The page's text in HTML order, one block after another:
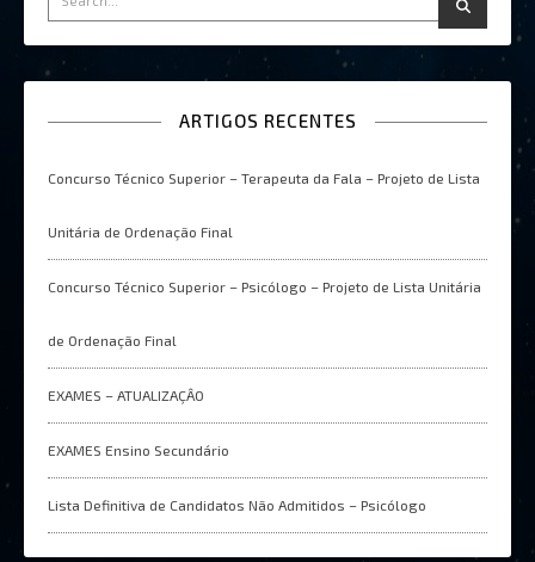
ARTIGOS RECENTES
Concurso Técnico Superior – Terapeuta da Fala – Projeto de Lista
Unitária de Ordenação Final
Concurso Técnico Superior – Psicólogo – Projeto de Lista Unitária
de Ordenação Final
EXAMES – ATUALIZAÇÂO
EXAMES Ensino Secundário
Lista Definitiva de Candidatos Não Admitidos – Psicólogo